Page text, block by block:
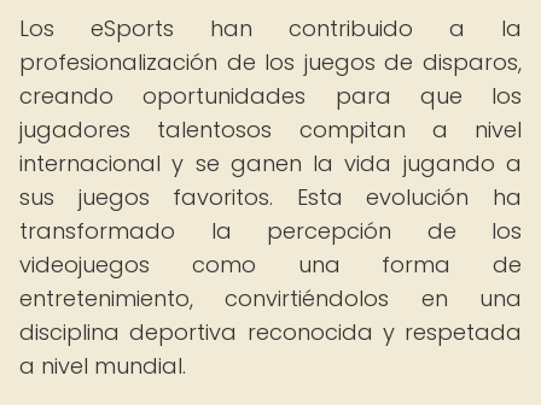
Los eSports han contribuido a la
profesionalización de los juegos de disparos,
creando oportunidades para que los
jugadores talentosos compitan a nivel
internacional y se ganen la vida jugando a
sus juegos favoritos. Esta evolución ha
transformado la percepción de los
videojuegos como una forma de
entretenimiento, convirtiéndolos en una
disciplina deportiva reconocida y respetada
a nivel mundial.